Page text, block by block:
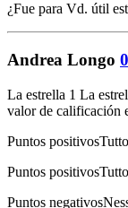
¿Fue para Vd. útil
Andrea Longo
La estrella 1 La
valor de calificación
Puntos positivos
Puntos positivos
Puntos negativos